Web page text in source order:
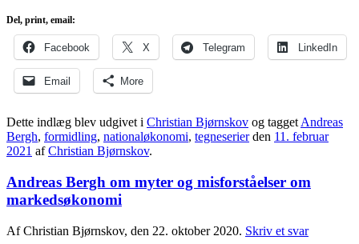
Del, print, email:
Facebook X Telegram LinkedIn
Email More
Dette indlæg blev udgivet i Christian Bjørnskov og tagget Andreas
Bergh, formidling, nationaløkonomi, tegneserierden 11. februar
2021 afChristian Bjørnskov.
Andreas Bergh om myter og misforståelser om
markedsøkonomi
Af Christian Bjørnskov, den 22. oktober 2020. Skriv et svar